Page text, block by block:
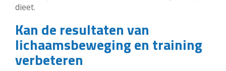
dieet.
Kan de resultaten van
lichaamsbeweging en training
verbeteren